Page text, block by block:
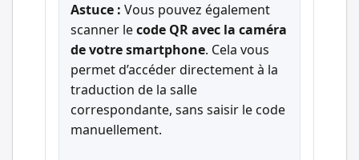
Astuce : Vous pouvez également
scanner lecode QR avec la caméra
de votre smartphone. Cela vous
permet d’accéder directement à la
traduction de la salle
correspondante, sans saisir le code
manuellement.